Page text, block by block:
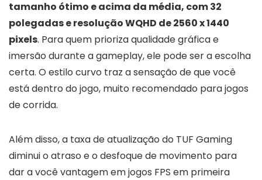
tamanho ótimo e acima da média, com 32
polegadas e resolução WQHD de 2560 x 1440
pixels. Para quem prioriza qualidade gráfica e
imersão durante a gameplay, ele pode ser a escolha
certa. O estilo curvo traz a sensação de que você
está dentro do jogo, muito recomendado para jogos
de corrida.
Além disso, a taxa de atualização do TUF Gaming
diminui o atraso e o desfoque de movimento para
dar a você vantagem em jogos FPS em primeira